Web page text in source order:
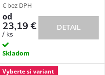
€ bez DPH
od
23,19 €
/ ks
Skladom
DETAIL
Vyberte si variant